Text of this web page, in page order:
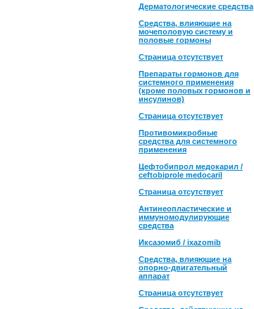
Дерматологические средства
Средства, влияющие на
мочеполовую систему и
половые гормоны
Страница отсутствует
Препараты гормонов для
системного применения
(кроме половых гормонов и
инсулинов)
Страница отсутствует
Противомикробные
средства для системного
применения
Цефтобипрол медокарил /
ceftobiprole medocaril
Страница отсутствует
Антинеопластические и
иммуномодулирующие
средства
Иксазомиб / ixazomib
Средства, влияющие на
опорно-двигательный
аппарат
Страница отсутствует